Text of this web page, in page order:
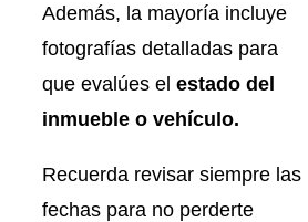
Además, la mayoría incluye
fotografías detalladas para
que evalúes el estado del
inmueble o vehículo.
Recuerda revisar siempre las
fechas para no perderte